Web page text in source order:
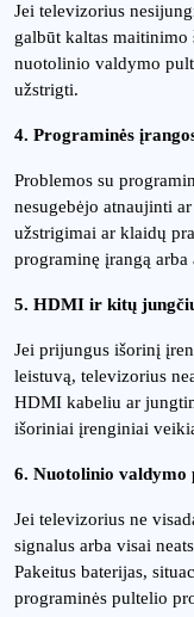
Jei televizorius
galbūt kaltas
nuotolinio valdymo
užstrigti.
4. Programinės
Problemos su
nesugebėjo atnaujinti
užstrigimai ar klaidų
programinę įrangą
5. HDMI ir kitų
Jei prijungus išorinį
leistuvą, televizorius
HDMI kabeliu ar
išoriniai įrenginiai
6. Nuotolinio valdymo
Jei televizorius ne
signalus arba visai
Pakeitus baterijas,
programinės pultelio